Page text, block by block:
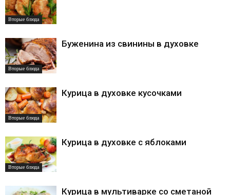
Вторые блюда
Вторые блюда
Буженина из свинины в духовке
Вторые блюда
Курица в духовке кусочками
Вторые блюда
Курица в духовке с яблоками
Курица в мультиварке со сметаной